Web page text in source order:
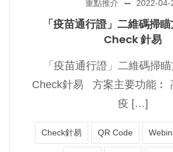
重點推介 2022-04-
「疫苗通行證」二維碼掃
Check 針易
「疫苗通行證」二維碼掃
Check針易 方案主要功能︰
疫 […]
Check針易 QR Code